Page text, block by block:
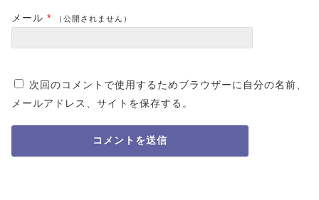
メール * （公開されません）
次回のコメントで使用するためブラウザーに自分の名前、
メールアドレス、サイトを保存する。